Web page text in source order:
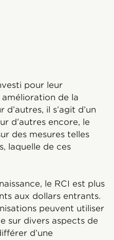
pour leur
de la
il s’agit d’un
d’autres encore, le
des mesures telles
laquelle de ces
le RCI est plus
aux dollars entrants.
peuvent utiliser
sur divers aspects de
d’une